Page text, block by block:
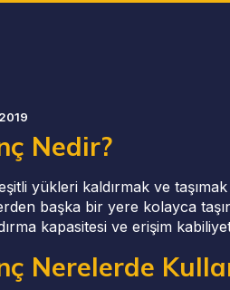
Nedir?
yükleri kaldırmak ve
başka bir yere kolayca
kapasitesi ve erişim
Nerelerde